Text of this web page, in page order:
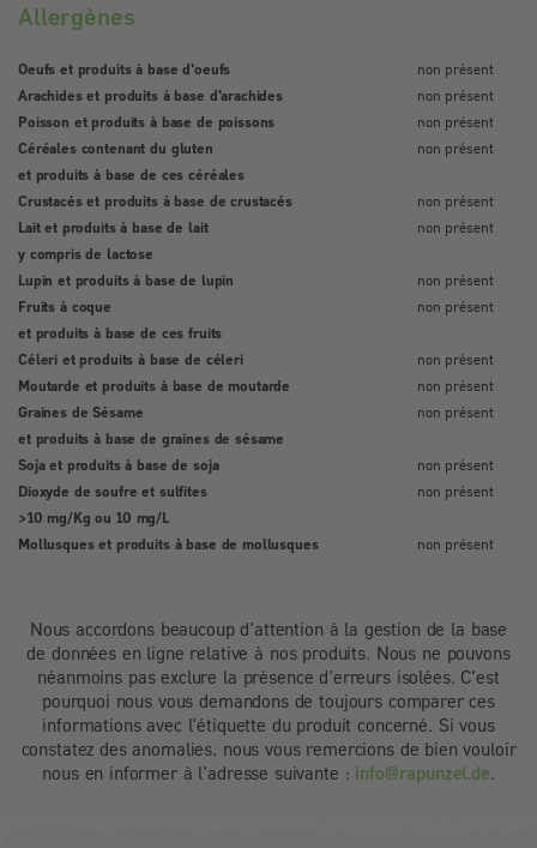
Allergènes
Oeufs et produits à base d'oeufs
non présent
Arachides et produits à base d'arachides
non présent
Poisson et produits à base de poissons
non présent
Céréales contenant du gluten
et produits à base de ces céréales
non présent
Crustacés et produits à base de crustacés
non présent
Lait et produits à base de lait
y compris de lactose
non présent
Lupin et produits à base de lupin
non présent
Fruits à coque
et produits à base de ces fruits
non présent
Céleri et produits à base de céleri
non présent
Moutarde et produits à base de moutarde
non présent
Graines de Sésame
et produits à base de graines de sésame
non présent
Soja et produits à base de soja
non présent
Dioxyde de soufre et sulfites
>10 mg/Kg ou 10 mg/L
non présent
Mollusques et produits à base de mollusques non présent
Nous accordons beaucoup d'attention à la gestion de la base
de données en ligne relative à nos produits. Nous ne pouvons
néanmoins pas exclure la présence d'erreurs isolées. C'est
pourquoi nous vous demandons de toujours comparer ces
informations avec l'étiquette du produit concerné. Si vous
constatez des anomalies, nous vous remercions de bien vouloir
nous en informer à l'adresse suivante : info@rapunzel.de.